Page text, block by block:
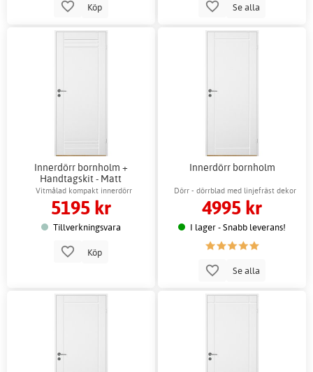
Köp Se alla
Innerdörr bornholm +
Handtagskit - Matt
Vitmålad kompakt innerdörr
5195 kr
Tillverkningsvara
Köp
Innerdörr bornholm
Dörr - dörrblad med linjefräst dekor
4995 kr
I lager - Snabb leverans!
Se alla